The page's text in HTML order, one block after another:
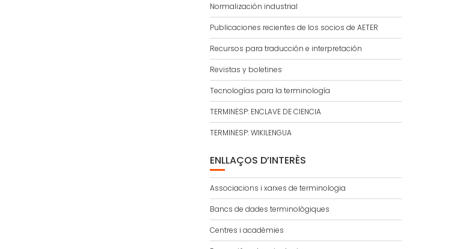
Normalización industrial
Publicaciones recientes de los socios de AETER
Recursos para traducción e interpretación
Revistas y boletines
Tecnologías para la terminología
TERMINESP: ENCLAVE DE CIENCIA
TERMINESP: WIKILENGUA
ENLLAÇOS D’INTERÈS
Associacions i xarxes de terminologia
Bancs de dades terminològiques
Centres i acadèmies